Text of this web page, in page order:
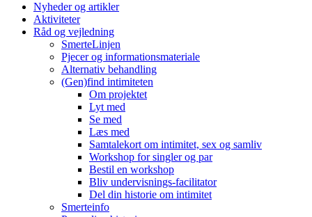
Nyheder og artikler
Aktiviteter
Råd og vejledning
SmerteLinjen
Pjecer og informationsmateriale
Alternativ behandling
(Gen)find intimiteten
Om projektet
Lyt med
Se med
Læs med
Samtalekort om intimitet, sex og samliv
Workshop for singler og par
Bestil en workshop
Bliv undervisnings-facilitator
Del din historie om intimitet
Smerteinfo